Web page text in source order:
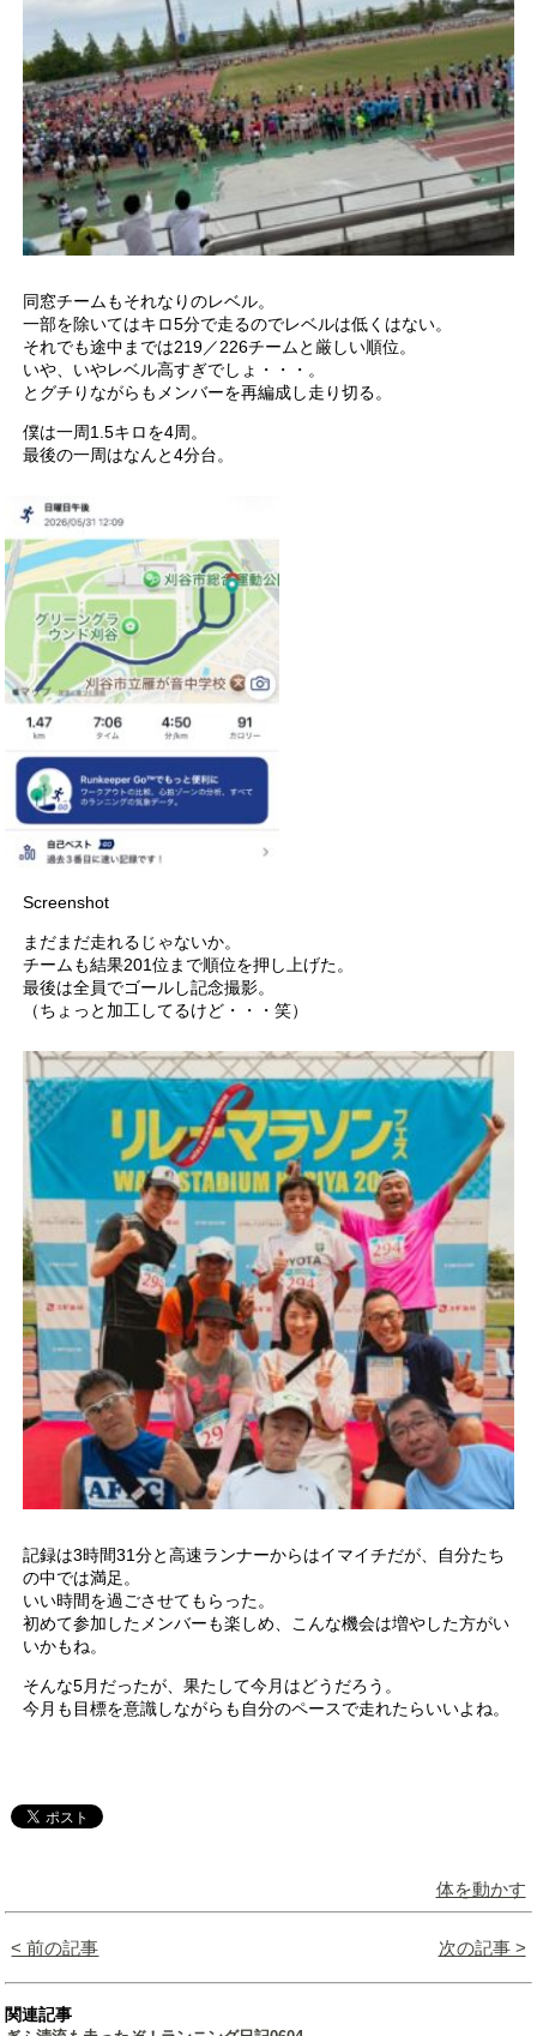
同窓チームもそれなりのレベル。
一部を除いてはキロ5分で走るのでレベルは低くはない。
それでも途中までは219／226チームと厳しい順位。
いや、いやレベル高すぎでしょ・・・。
とグチりながらもメンバーを再編成し走り切る。
僕は一周1.5キロを4周。
最後の一周はなんと4分台。
Screenshot
まだまだ走れるじゃないか。
チームも結果201位まで順位を押し上げた。
最後は全員でゴールし記念撮影。
（ちょっと加工してるけど・・・笑）
記録は3時間31分と高速ランナーからはイマイチだが、自分たち
の中では満足。
いい時間を過ごさせてもらった。
初めて参加したメンバーも楽しめ、こんな機会は増やした方がい
いかもね。
そんな5月だったが、果たして今月はどうだろう。
今月も目標を意識しながらも自分のペースで走れたらいいよね。
体を動かす
< 前の記事 次の記事 >
関連記事